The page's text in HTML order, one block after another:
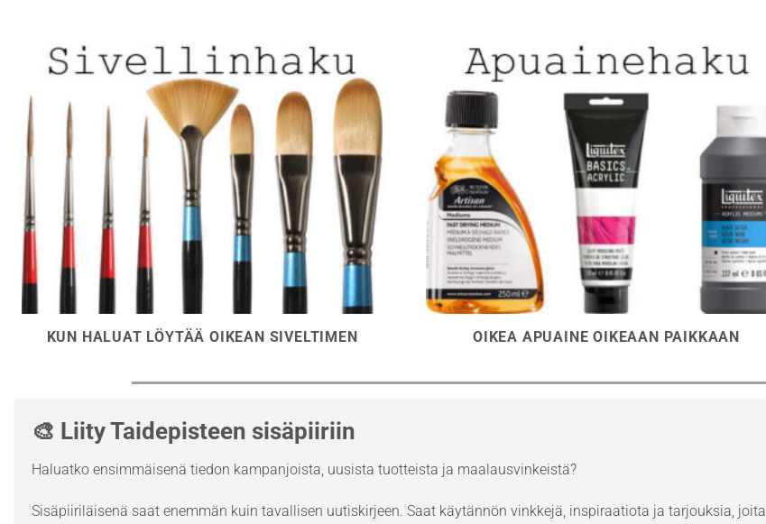
KUN HALUAT LÖYTÄÄ OIKEAN SIVELTIMEN OIKEA APUAINE OIKEAAN PAIKKAAN
🎨 Liity Taidepisteen sisäpiiriin
Haluatko ensimmäisenä tiedon kampanjoista, uusista tuotteista ja maalausvinkeistä?
Sisäpiiriläisenä saat enemmän kuin tavallisen uutiskirjeen. Saat käytännön vinkkejä, inspiraatiota ja tarjouksia, joita